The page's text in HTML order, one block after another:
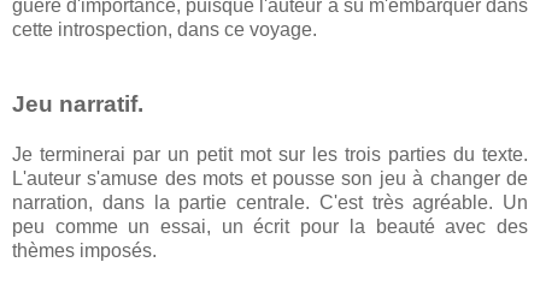
guère d'importance, puisque l'auteur a su m'embarquer dans
cette introspection, dans ce voyage.
Jeu narratif.
Je terminerai par un petit mot sur les trois parties du texte.
L'auteur s'amuse des mots et pousse son jeu à changer de
narration, dans la partie centrale. C'est très agréable. Un
peu comme un essai, un écrit pour la beauté avec des
thèmes imposés.